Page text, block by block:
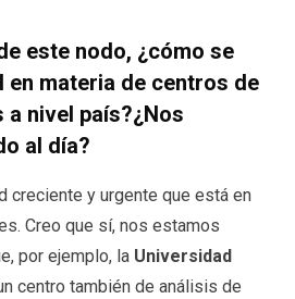
este nodo, ¿cómo se
en materia de centros de
nivel país?¿Nos
al día?
creciente y urgente que está en
Creo que sí, nos estamos
por ejemplo, la Universidad
centro también de análisis de